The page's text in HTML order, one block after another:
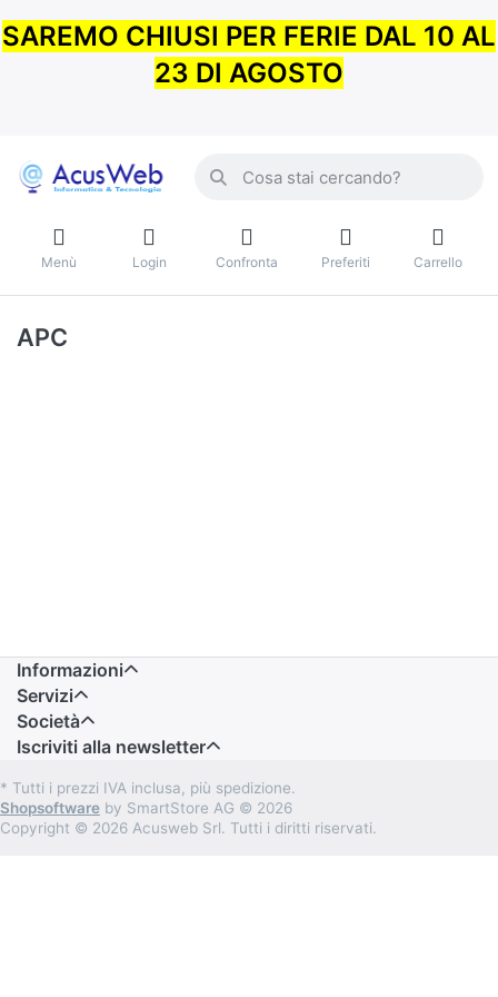
SAREMO CHIUSI PER FERIE DAL 10 AL
23 DI AGOSTO
Menù Login Confronta Preferiti Carrello
APC
Informazioni
Servizi
Società
Iscriviti alla newsletter
* Tutti i prezzi IVA inclusa, più spedizione.
Shopsoftware by SmartStore AG © 2026
Copyright © 2026 Acusweb Srl. Tutti i diritti riservati.